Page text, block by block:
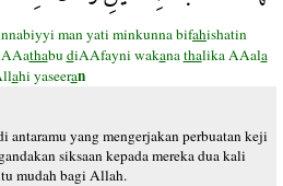
nnabiyyi man yati minkunna bifahishatin
thabu diAAfayni wakanathalika AAala
ahi yaseeran
antaramu yang mengerjakan perbuatan keji
siksaan kepada mereka dua kali
mudah bagi Allah.